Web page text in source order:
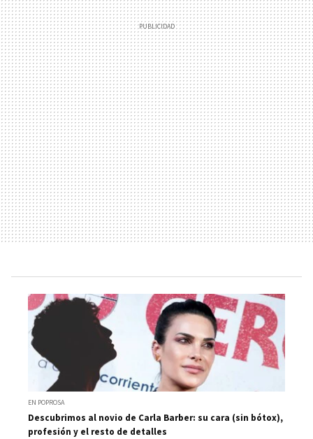
EN POPROSA
Descubrimos al novio de Carla Barber: su cara (sin bótox),
profesión y el resto de detalles